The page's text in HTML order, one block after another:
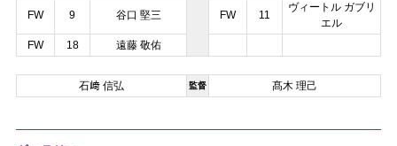
FW 9 谷口 堅三 FW 11
ヴィートル ガブリ
エル
FW
18 遠藤 敬佑
石﨑 信弘 監督 髙木 理己